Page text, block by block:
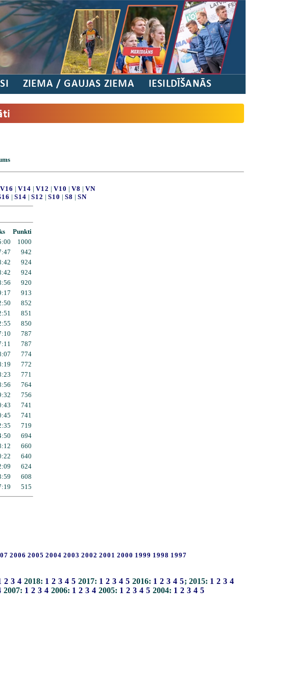
ZIEMA / GAUJAS ZIEMA IESILDĪŠANĀS
V16 | V14 | V12 | V10 | V8 | VN
| S14 | S12 | S10 | S8 | SN
Punkti
1000
942
924
924
920
913
852
851
850
787
787
774
772
771
764
756
741
741
719
694
660
640
624
608
515
2006 2005 2004 2003 2002 2001 2000 1999 1998 1997
2 3 4 2018: 1 2 3 4 5 2017: 1 2 3 4 5 2016: 1 2 3 4 5; 2015: 1 2 3 4
2007: 1 2 3 4 2006: 1 2 3 4 2005: 1 2 3 4 5 2004: 1 2 3 4 5